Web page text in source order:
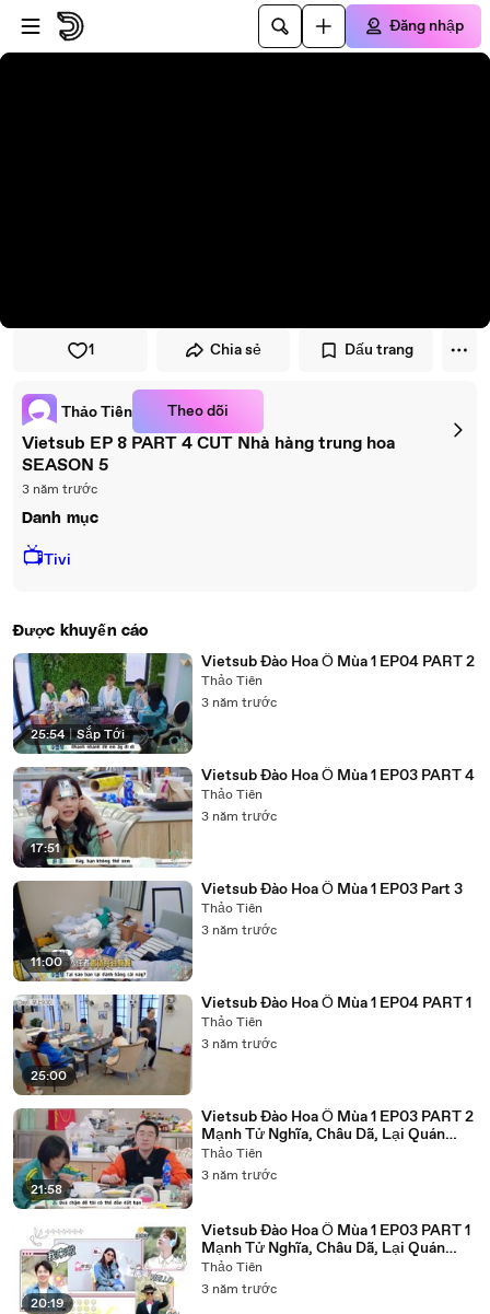
Đi đến trình phát
Đi đến nội dung chính
Đăng nhập
1 Chia sẻ Dấu trang
Thảo Tiên Theo dõi
Vietsub EP 8 PART 4 CUT Nhà hàng trung hoa
SEASON 5
3 năm trước
Danh mục
📺Tivi
Được khuyến cáo
25:54 | Sắp Tới
Vietsub Đào Hoa Ổ Mùa 1 EP04 PART 2
Thảo Tiên
3 năm trước
17:51
Vietsub Đào Hoa Ổ Mùa 1 EP03 PART 4
Thảo Tiên
3 năm trước
11:00
Vietsub Đào Hoa Ổ Mùa 1 EP03 Part 3
Thảo Tiên
3 năm trước
25:00
Vietsub Đào Hoa Ổ Mùa 1 EP04 PART 1
Thảo Tiên
3 năm trước
21:58
Vietsub Đào Hoa Ổ Mùa 1 EP03 PART 2
Mạnh Tử Nghĩa, Châu Dã, Lại Quán
Lâm, Trương Hàn, Bành Sở Việt, Uông
Tô Lan, Song DanDan, Châu Kiệt,
Thảo Tiên
3 năm trước
20:19
Vietsub Đào Hoa Ổ Mùa 1 EP03 PART 1
Mạnh Tử Nghĩa, Châu Dã, Lại Quán
Lâm, Trương Hàn, Bành Sở Việt, Uông
Tô Lan, Song DanDan, Châu Kiệt,
Thảo Tiên
3 năm trước